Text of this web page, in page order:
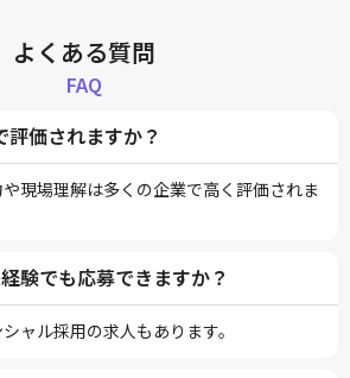
よくある質問
FAQ
評価されますか？
現場理解は多くの企業で高く評価されま
験でも応募できますか？
ャル採用の求人もあります。